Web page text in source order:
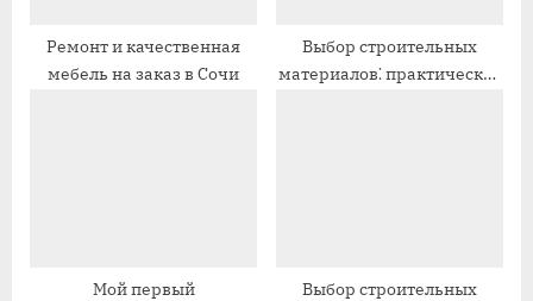
Ремонт и качественная
мебель на заказ в Сочи
Выбор строительных
материалов⁚ практическое
Мой первый
Выбор строительных